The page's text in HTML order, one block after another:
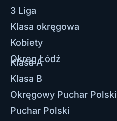
3 Liga
Klasa okręgowa
Kobiety
Okręg Łódź
Klasa A
Klasa B
Okręgowy Puchar Polski
Puchar Polski